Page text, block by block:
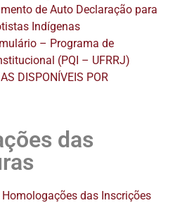
de Auto Declaração para
Indígenas
– Programa de
(PQI – UFRRJ)
DISPONÍVEIS POR
das
das Inscrições